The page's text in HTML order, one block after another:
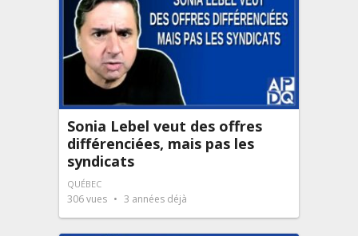
Sonia Lebel veut des offres
différenciées, mais pas les
syndicats
QUÉBEC
306vues 3 années déjà